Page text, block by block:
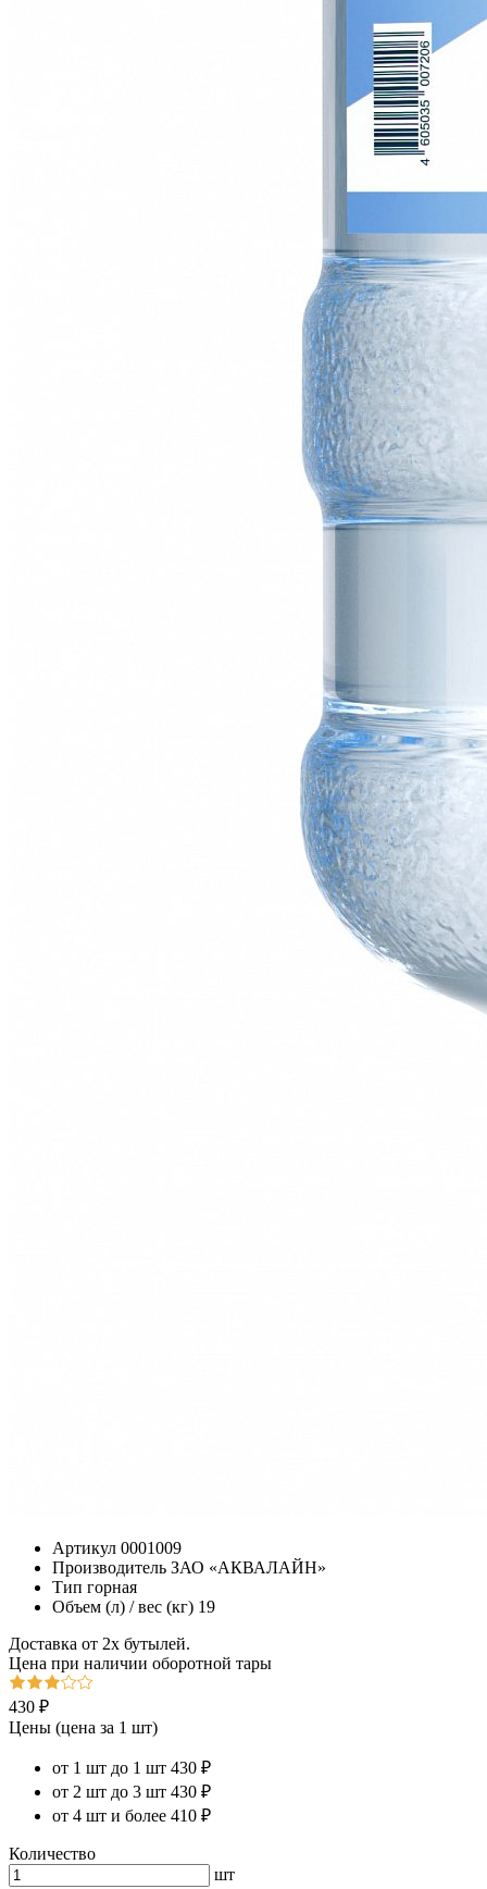
Артикул 0001009
Производитель ЗАО «АКВАЛАЙН»
Тип горная
Объем (л) / вес (кг) 19
Доставка от 2х бутылей.
Цена при наличии оборотной тары
430 ₽
Цены (цена за 1 шт)
от 1 шт до 1 шт 430 ₽
от 2 шт до 3 шт 430 ₽
от 4 шт и более 410 ₽
Количество
шт